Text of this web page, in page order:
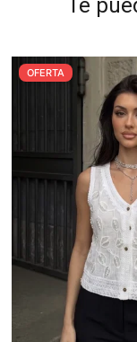
Te
OFERTA